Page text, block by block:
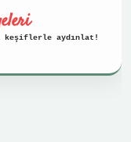
keşiflerle aydınlat!